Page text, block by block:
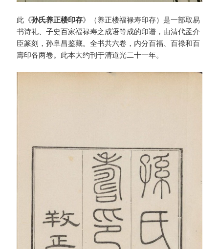
此《孙氏养正楼印存》（养正楼福禄寿印存）是一部取易
书诗礼、子史百家福禄寿之成语等成的印谱，由清代孟介
臣篆刻，孙阜昌鉴藏。全书共六卷，内分百福、百祿和百
壽印各两卷。此本大约刊于清道光二十一年。